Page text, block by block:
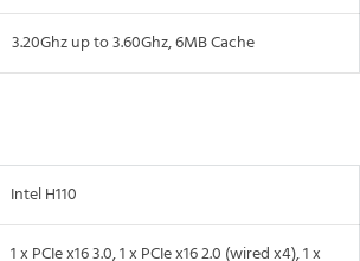
3.20Ghz up to 3.60Ghz, 6MB Cache
Intel H110
1 x PCIe x16 3.0, 1 x PCIe x16 2.0 (wired x4), 1 x